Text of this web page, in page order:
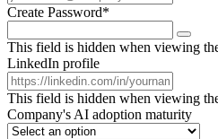
Create Password*
This field is hidden when viewing
LinkedIn profile
This field is hidden when viewing
Company's AI adoption maturity